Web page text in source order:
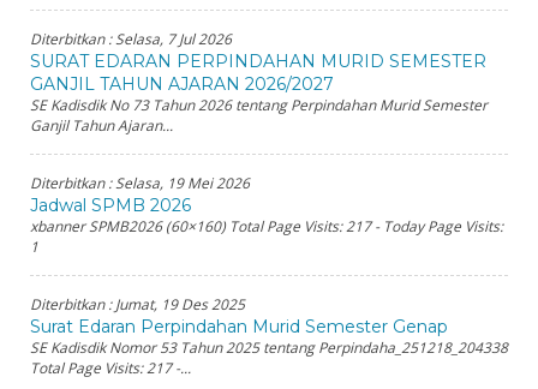
Diterbitkan :Selasa, 7 Jul 2026
SURAT EDARAN PERPINDAHAN MURID SEMESTER
GANJIL TAHUN AJARAN 2026/2027
SE Kadisdik No 73 Tahun 2026 tentang Perpindahan Murid Semester
Ganjil Tahun Ajaran...
Diterbitkan :Selasa, 19 Mei 2026
Jadwal SPMB 2026
xbanner SPMB2026 (60×160) Total Page Visits: 217 - Today Page Visits:
1
Diterbitkan :Jumat, 19 Des 2025
Surat Edaran Perpindahan Murid Semester Genap
SE Kadisdik Nomor 53 Tahun 2025 tentang Perpindaha_251218_204338
Total Page Visits: 217 -...